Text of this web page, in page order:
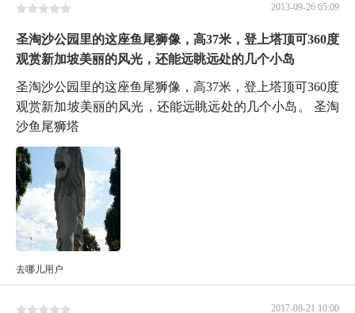
2013-09-26 05:09
圣淘沙公园里的这座鱼尾狮像，高37米，登上塔顶可360度
观赏新加坡美丽的风光，还能远眺远处的几个小岛
圣淘沙公园里的这座鱼尾狮像，高37米，登上塔顶可360度
观赏新加坡美丽的风光，还能远眺远处的几个小岛。 圣淘
沙鱼尾狮塔
去哪儿用户
2017-08-21 10:00